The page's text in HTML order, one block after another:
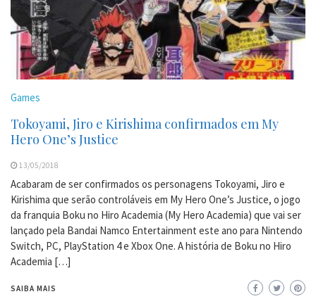
Games
Tokoyami, Jiro e Kirishima confirmados em My
Hero One’s Justice
13/05/2018
Acabaram de ser confirmados os personagens Tokoyami, Jiro e
Kirishima que serão controláveis em My Hero One’s Justice, o jogo
da franquia Boku no Hiro Academia (My Hero Academia) que vai ser
lançado pela Bandai Namco Entertainment este ano para Nintendo
Switch, PC, PlayStation 4 e Xbox One. A história de Boku no Hiro
Academia […]
SAIBA MAIS